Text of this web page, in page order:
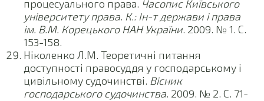
процесуального права. Часопис Київського
університету права. К.: Ін-т держави і права
ім. В.М. Корецького НАН України. 2009. № 1. С.
153-158.
Ніколенко Л.М. Теоретичні питання
доступності правосуддя у господарському і
цивільному судочинстві. Вісник
господарського судочинства. 2009. № 2. С. 71-